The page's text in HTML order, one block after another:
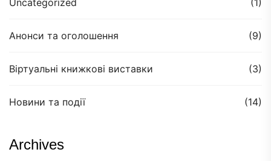
Uncategorized (1)
Анонси та оголошення (9)
Віртуальні книжкові виставки (3)
Новини та події (14)
Archives